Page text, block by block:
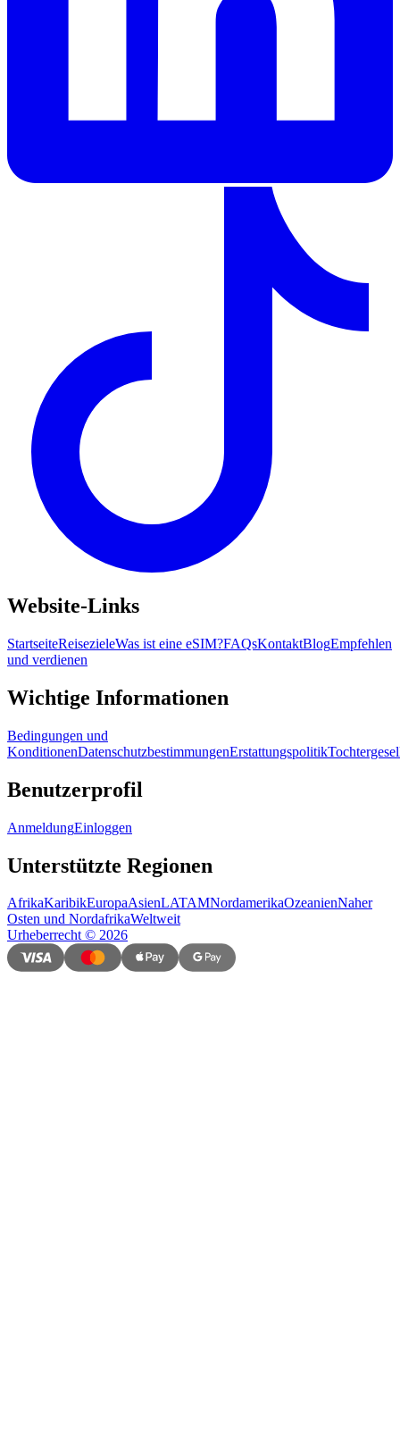
Website-Links
StartseiteReisezieleWas ist eine eSIM?FAQsKontaktBlogEmpfehlen
und verdienen
Wichtige Informationen
Bedingungen und
KonditionenDatenschutzbestimmungenErstattungspolitik
Benutzerprofil
AnmeldungEinloggen
Unterstützte Regionen
AfrikaKaribikEuropaAsienLATAMNordamerikaOzeanienNaher
Osten und NordafrikaWeltweit
Urheberrecht© 2026